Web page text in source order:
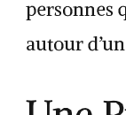
personnes
autour